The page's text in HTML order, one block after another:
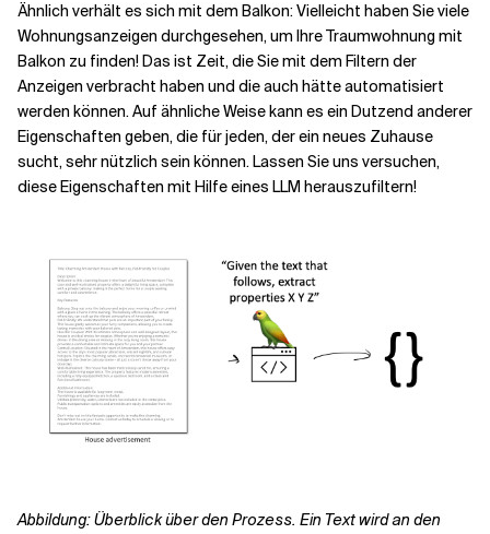
Ähnlich verhält es sich mit dem Balkon: Vielleicht haben Sie viele
Wohnungsanzeigen durchgesehen, um Ihre Traumwohnung mit
Balkon zu finden! Das ist Zeit, die Sie mit dem Filtern der
Anzeigen verbracht haben und die auch hätte automatisiert
werden können. Auf ähnliche Weise kann es ein Dutzend anderer
Eigenschaften geben, die für jeden, der ein neues Zuhause
sucht, sehr nützlich sein können. Lassen Sie uns versuchen,
diese Eigenschaften mit Hilfe eines LLM herauszufiltern!
Abbildung: Überblick über den Prozess. Ein Text wird an den